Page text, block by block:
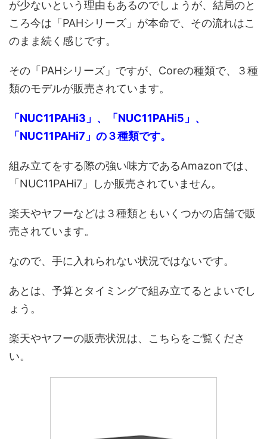
が少ないという理由もあるのでしょうが、結局のと
ころ今は「PAHシリーズ」が本命で、その流れはこ
のまま続く感じです。
その「PAHシリーズ」ですが、Coreの種類で、３種
類のモデルが販売されています。
「NUC11PAHi3」、「NUC11PAHi5」、
「NUC11PAHi7」の３種類です。
組み立てをする際の強い味方であるAmazonでは、
「NUC11PAHi7」しか販売されていません。
楽天やヤフーなどは３種類ともいくつかの店舗で販
売されています。
なので、手に入れられない状況ではないです。
あとは、予算とタイミングで組み立てるとよいでし
ょう。
楽天やヤフーの販売状況は、こちらをご覧くださ
い。